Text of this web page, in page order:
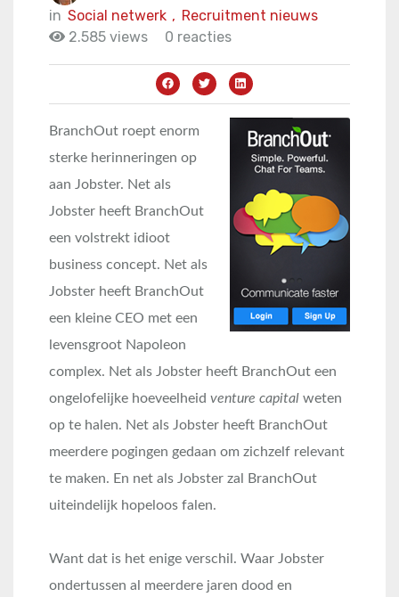
in
Recruitment nieuws
Social netwerk ,
2.585 views
0 reacties
BranchOut roept enorm
sterke herinneringen op
aan Jobster. Net als
Jobster heeft BranchOut
een volstrekt idioot
business concept. Net als
Jobster heeft BranchOut
een kleine CEO met een
levensgroot Napoleon
complex. Net als Jobster heeft BranchOut een
ongelofelijke hoeveelheid venture capital weten
op te halen. Net als Jobster heeft BranchOut
meerdere pogingen gedaan om zichzelf relevant
te maken. En net als Jobster zal BranchOut
uiteindelijk hopeloos falen.
Want dat is het enige verschil. Waar Jobster
ondertussen al meerdere jaren dood en